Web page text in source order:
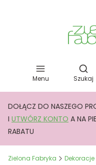
Menu Szukaj
DOŁĄCZ DO NASZEGO
I UTWÓRZ KONTO A NA
RABATU
Zielona Fabryka